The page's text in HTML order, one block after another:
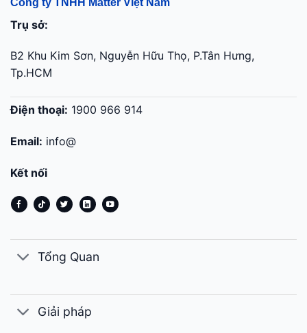
Trụ sở:
B2 Khu Kim Sơn, Nguyễn Hữu Thọ, P.Tân Hưng,
Tp.HCM
Điện thoại: 1900 966 914
Email: info@
Kết nối
Tổng Quan
Giải pháp